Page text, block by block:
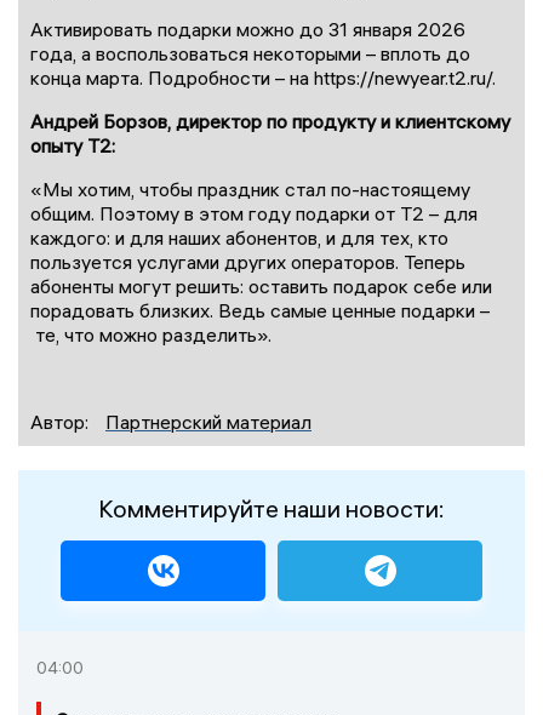
Активировать подарки можно до 31 января 2026
года, а воспользоваться некоторыми – вплоть до
конца марта. Подробности – на https://newyear.t2.ru/.
Андрей Борзов, директор по продукту и клиентскому
опыту T2:
«Мы хотим, чтобы праздник стал по-настоящему
общим. Поэтому в этом году подарки от T2 – для
каждого: и для наших абонентов, и для тех, кто
пользуется услугами других операторов. Теперь
абоненты могут решить: оставить подарок себе или
порадовать близких. Ведь самые ценные подарки –
те, что можно разделить».
Автор: Партнерский материал
Комментируйте наши новости:
04:00